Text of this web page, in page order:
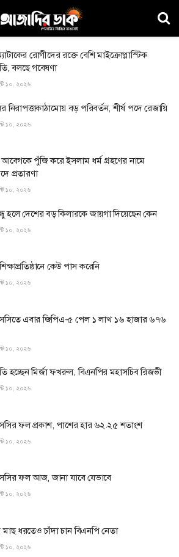
রোগীদের রক্তে বেশি মাইক্রোপ্লাস্টিক
বলছে গবেষণা
১০, ২০২৬
নিরাপত্তাকাঠামোয় বড় পরিবর্তন, শীর্ষ পদে রেজায়ি
১০, ২০২৬
আবেগকে পুঁজি করে ইসলাম ধর্ম গ্রহণের নামে
প্রতারণা
১০, ২০২৬
হলে দেশের বড় কিলারকে জায়গা দিয়েছেন কেন
১০, ২০২৬
কেউ পাস করেনি
১০, ২০২৬
এবার জিপিএ-৫ পেল ১ লাখ ১৬ হাজার ৬৭৬
১০, ২০২৬
হচ্ছেন মির্জা ফখরুল, বিএনপির মহাসচিব রিজভী
১০, ২০২৬
ফল প্রকাশ, পাশের হার ৬২.২৫ শতাংশ
১০, ২০২৬
ফল আজ, জানা যাবে যেভাবে
১০, ২০২৬
মাছ ধরতেও চাঁদা চান বিএনপি নেতা
১০, ২০২৬